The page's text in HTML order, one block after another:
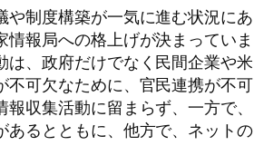
制度構築が一気に進む状況にあ
報局への格上げが決まっていま
、政府だけでなく民間企業や米
不可欠なために、官民連携が不可
収集活動に留まらず、一方で、
るとともに、他方で、ネットの